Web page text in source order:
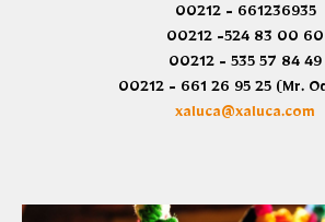
00212 - 661236935
00212 -524 83 00 60
00212 - 535 57 84 49
00212 - 661 26 95 25 (Mr.
xaluca@xaluca.com